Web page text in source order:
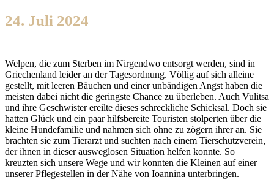
24. Juli 2024
Welpen, die zum Sterben im Nirgendwo entsorgt werden, sind in
Griechenland leider an der Tagesordnung. Völlig auf sich alleine
gestellt, mit leeren Bäuchen und einer unbändigen Angst haben die
meisten dabei nicht die geringste Chance zu überleben. Auch Vulitsa
und ihre Geschwister ereilte dieses schreckliche Schicksal. Doch sie
hatten Glück und ein paar hilfsbereite Touristen stolperten über die
kleine Hundefamilie und nahmen sich ohne zu zögern ihrer an. Sie
brachten sie zum Tierarzt und suchten nach einem Tierschutzverein,
der ihnen in dieser ausweglosen Situation helfen konnte. So
kreuzten sich unsere Wege und wir konnten die Kleinen auf einer
unserer Pflegestellen in der Nähe von Ioannina unterbringen.